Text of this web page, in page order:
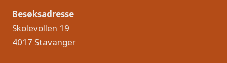
Besøksadresse
Skolevollen 19
4017 Stavanger